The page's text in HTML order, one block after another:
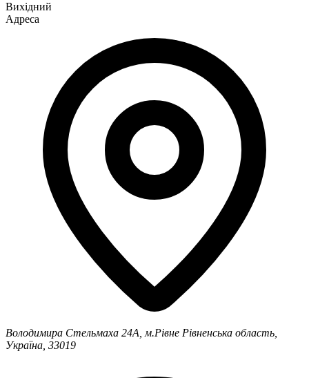
Вихідний
Адреса
Володимира Стельмаха 24А, м.Рівне Рівненська область,
Україна, 33019